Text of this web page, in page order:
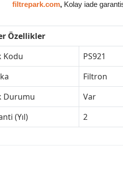
filtrepark.com,Kolay iade
Özellikler
Kodu
PS921
Filtron
Durumu
Var
(Yıl)
2